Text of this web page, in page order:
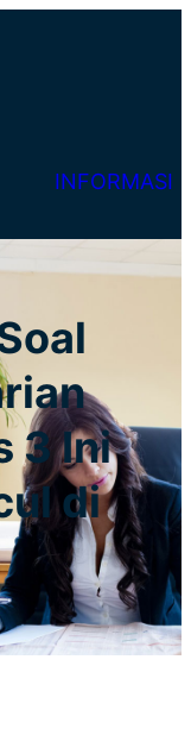
INFORMASI
3 Ini
di